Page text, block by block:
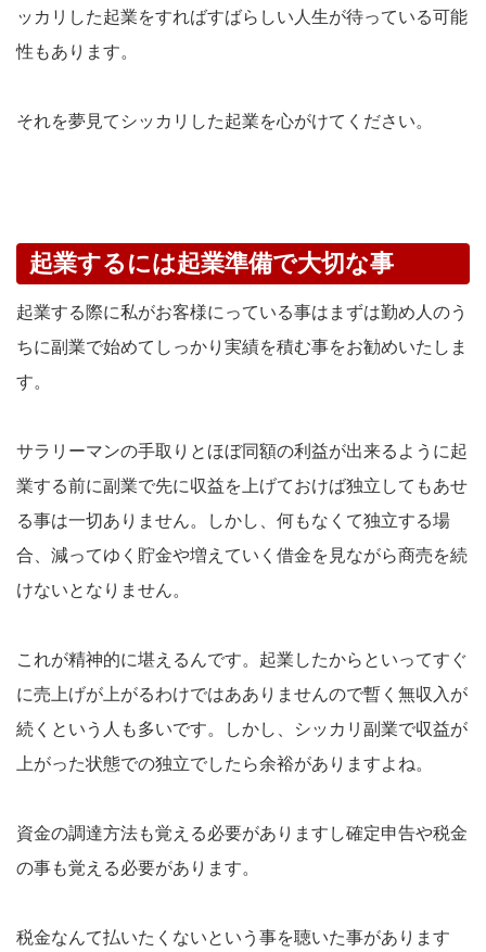
ッカリした起業をすればすばらしい人生が待っている可能
性もあります。
それを夢見てシッカリした起業を心がけてください。
起業するには起業準備で大切な事
起業する際に私がお客様にっている事はまずは勤め人のう
ちに副業で始めてしっかり実績を積む事をお勧めいたしま
す。
サラリーマンの手取りとほぼ同額の利益が出来るように起
業する前に副業で先に収益を上げておけば独立してもあせ
る事は一切ありません。しかし、何もなくて独立する場
合、減ってゆく貯金や増えていく借金を見ながら商売を続
けないとなりません。
これが精神的に堪えるんです。起業したからといってすぐ
に売上げが上がるわけではあありませんので暫く無収入が
続くという人も多いです。しかし、シッカリ副業で収益が
上がった状態での独立でしたら余裕がありますよね。
資金の調達方法も覚える必要がありますし確定申告や税金
の事も覚える必要があります。
税金なんて払いたくないという事を聴いた事があります